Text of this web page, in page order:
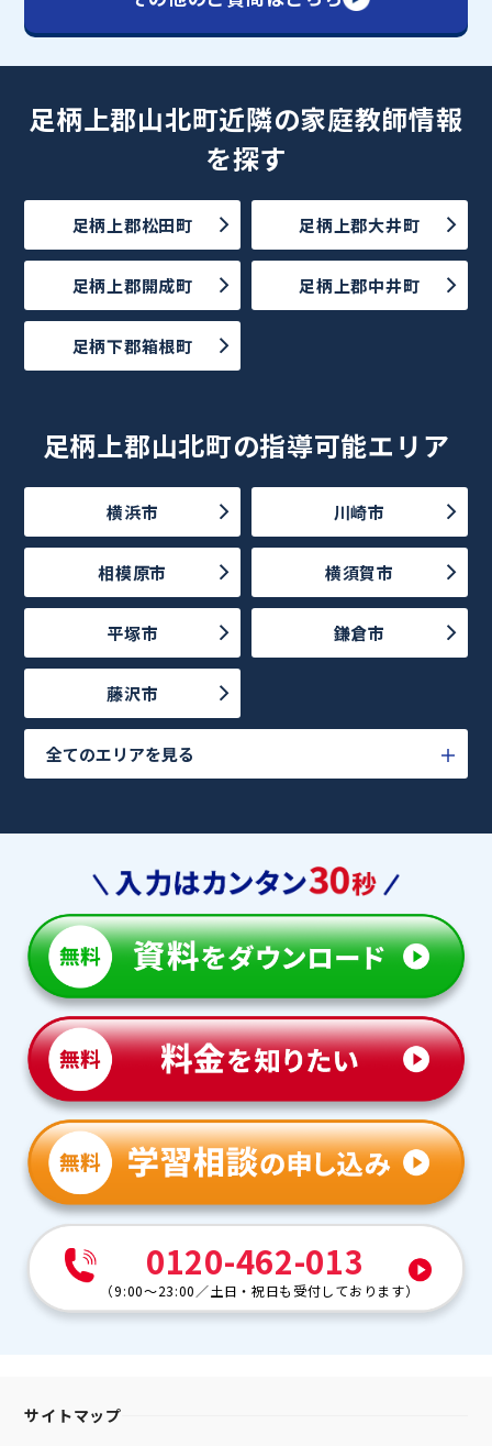
足柄上郡山北町近隣の家庭教師情報
を探す
足柄上郡松田町 足柄上郡大井町
足柄上郡開成町 足柄上郡中井町
足柄下郡箱根町
足柄上郡山北町の指導可能エリア
横浜市 川崎市
相模原市 横須賀市
平塚市 鎌倉市
藤沢市
全てのエリアを見る
0120-462-013
（9:00～23:00 ／土日・祝日も受付しております）
サイトマップ